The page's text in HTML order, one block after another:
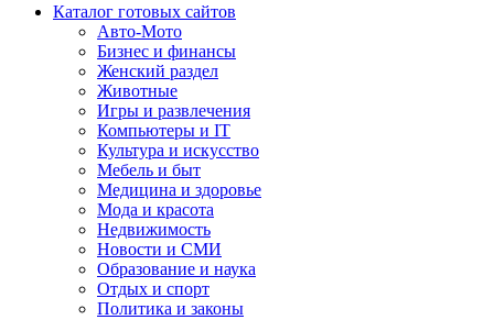
Каталог готовых сайтов
Авто-Мото
Бизнес и финансы
Женский раздел
Животные
Игры и развлечения
Компьютеры и IT
Культура и искусство
Мебель и быт
Медицина и здоровье
Мода и красота
Недвижимость
Новости и СМИ
Образование и наука
Отдых и спорт
Политика и законы